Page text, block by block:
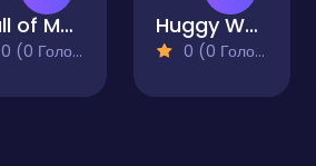
Call of Modern World War
0 (0 Голосів)
Huggy Wuggy Attack
0 (0 Голосів)